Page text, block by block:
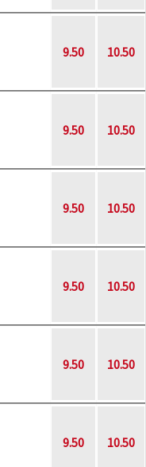
9.50 10.50
9.50 10.50
9.50 10.50
9.50 10.50
9.50 10.50
9.50 10.50